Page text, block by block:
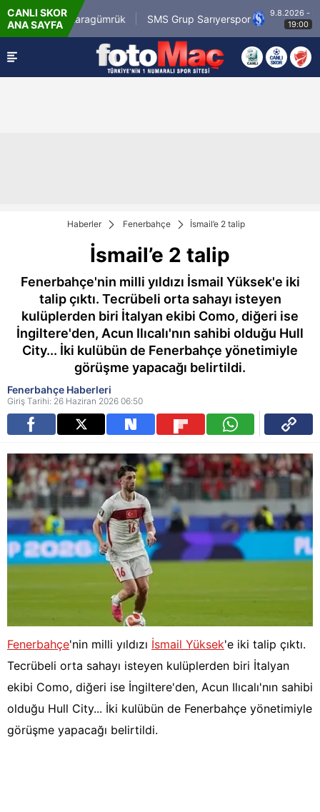
CANLI SKOR
ANA SAYFAKaragümrük SMS Grup Sarıyerspor
9.8.2026 - Paz
19:00
Haberler Fenerbahçe İsmail’e 2 talip
İsmail’e 2 talip
Fenerbahçe'nin milli yıldızı İsmail Yüksek'e iki
talip çıktı. Tecrübeli orta sahayı isteyen
kulüplerden biri İtalyan ekibi Como, diğeri ise
İngiltere'den, Acun Ilıcalı'nın sahibi olduğu Hull
City... İki kulübün de Fenerbahçe yönetimiyle
görüşme yapacağı belirtildi.
Fenerbahçe Haberleri
Giriş Tarihi: 26 Haziran 2026 06:50
Fenerbahçe'nin milli yıldızı İsmail Yüksek'e iki talip çıktı.
Tecrübeli orta sahayı isteyen kulüplerden biri İtalyan
ekibi Como, diğeri ise İngiltere'den, Acun Ilıcalı'nın sahibi
olduğu Hull City... İki kulübün de Fenerbahçe yönetimiyle
görüşme yapacağı belirtildi.